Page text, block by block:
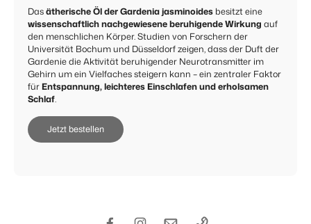
Dasätherische Öl der Gardenia jasminoides besitzt eine
wissenschaftlich nachgewiesene beruhigende Wirkung auf
den menschlichen Körper. Studien von Forschern der
Universität Bochum und Düsseldorf zeigen, dass der Duft der
Gardenie die Aktivität beruhigender Neurotransmitter im
Gehirn um ein Vielfaches steigern kann – ein zentraler Faktor
fürEntspannung, leichteres Einschlafen und erholsamen
Schlaf.
Jetzt bestellen